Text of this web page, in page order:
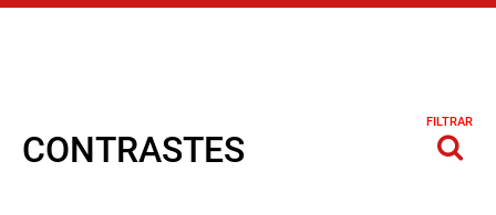
CONTRASTES
FILTRAR